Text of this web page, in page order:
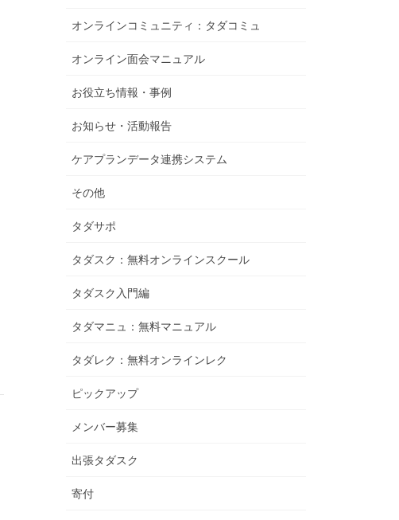
オンラインコミュニティ：タダコミュ
オンライン面会マニュアル
お役立ち情報・事例
お知らせ・活動報告
ケアプランデータ連携システム
その他
タダサポ
タダスク：無料オンラインスクール
タダスク入門編
タダマニュ：無料マニュアル
タダレク：無料オンラインレク
ピックアップ
メンバー募集
出張タダスク
寄付